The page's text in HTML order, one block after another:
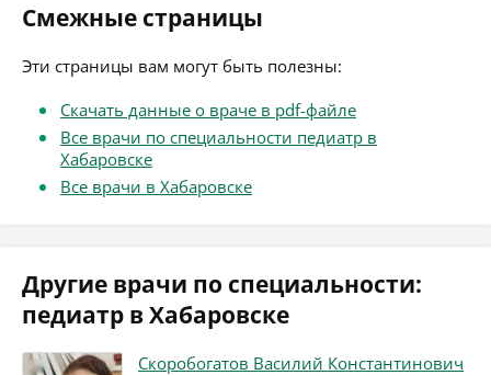
Смежные страницы
Эти страницы вам могут быть полезны:
Скачать данные о враче в pdf-файле
Все врачи по специальности педиатр в
Хабаровске
Все врачи в Хабаровске
Другие врачи по специальности:
педиатр в Хабаровске
Скоробогатов Василий Константинович